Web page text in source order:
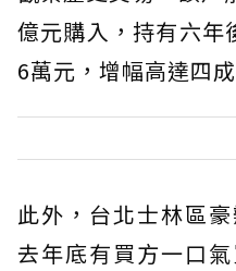
億元購入，持有六年
6萬元，增幅高達四成
此外，台北士林區
去年底有買方一口